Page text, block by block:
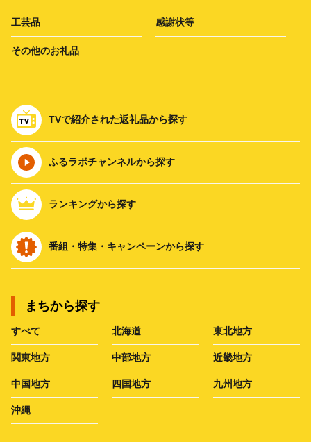
工芸品 感謝状等
その他のお礼品
TVで紹介された返礼品から探す
ふるラボチャンネルから探す
ランキングから探す
番組・特集・キャンペーンから探す
まちから探す
すべて 北海道 東北地方
関東地方 中部地方 近畿地方
中国地方 四国地方 九州地方
沖縄